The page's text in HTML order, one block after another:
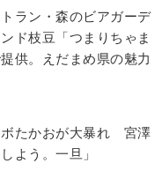
ラン・森のビアガーデ
ド枝豆「つまりちゃま
供。えだまめ県の魅力
たかおが大暴れ 宮澤
よう。一旦」